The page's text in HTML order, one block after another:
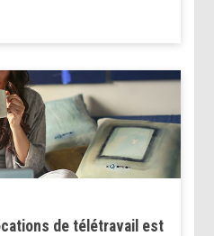
de télétravail est